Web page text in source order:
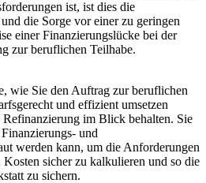
ist, ist dies die
die Sorge vor einer zu geringen
einer Finanzierungslücke bei der
zur beruflichen Teilhabe.
wie Sie den Auftrag zur beruflichen
und effizient umsetzen
Refinanzierung im Blick behalten. Sie
und
werden kann, um die Anforderungen
sicher zu kalkulieren und so die
zu sichern.